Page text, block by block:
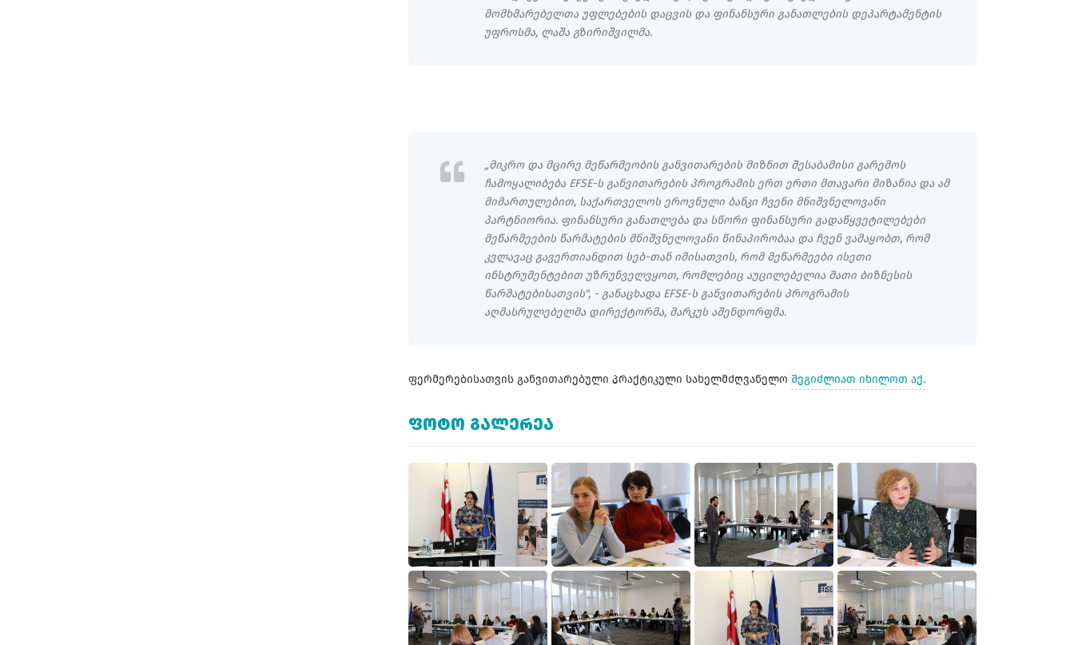
მომხმარებელთა უფლებების დაცვის და ფინანსური განათლების დეპარტამენტის
უფროსმა, ლაშა გზირიშვილმა.
„მიკრო და მცირე მეწარმეობის განვითარების მიზნით შესაბამისი გარემოს
ჩამოყალიბება EFSE-ს განვითარების პროგრამის ერთ ერთი მთავარი მიზანია და ამ
მიმართულებით, საქართველოს ეროვნული ბანკი ჩვენი მნიშვნელოვანი
პარტნიორია. ფინანსური განათლება და სწორი ფინანსური გადაწყვეტილებები
მეწარმეების წარმატების მნიშვნელოვანი წინაპირობაა და ჩვენ ვამაყობთ, რომ
კვლავაც გავერთიანდით სებ-თან იმისათვის, რომ მეწარმეები ისეთი
ინსტრუმენტებით უზრუნველვყოთ, რომლებიც აუცილებელია მათი ბიზნესის
წარმატებისათვის", - განაცხადა EFSE-ს განვითარების პროგრამის
აღმასრულებელმა დირექტორმა, მარკუს აშენდორფმა.
ფერმერებისათვის განვითარებული პრაქტიკული სახელმძღვანელო შეგიძლიათ იხილოთ აქ.
ᲤᲝᲢᲝ ᲒᲐᲚᲔᲠᲔᲐ